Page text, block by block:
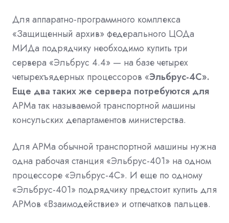
Для аппаратно-программного комплекса
«Защищенный архив» федерального ЦОДа
МИДа подрядчику необходимо купить три
сервера «Эльбрус 4.4» — на базе четырех
четырехъядерных процессоров «Эльбрус-4С».
Еще два таких же сервера потребуются для
АРМа так называемой транспортной машины
консульских департаментов министерства.
Для АРМа обычной транспортной машины нужна
одна рабочая станция «Эльбрус-401» на одном
процессоре «Эльбрус-4С». И еще по одному
«Эльбрус-401» подрядчику предстоит купить для
АРМов «Взаимодействие» и отпечатков пальцев.